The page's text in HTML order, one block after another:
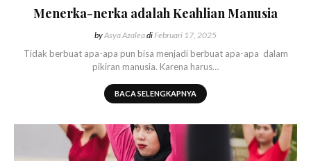
Menerka-nerka adalah Keahlian Manusia
byAsya AzaleadiFebruari 17, 2025
Tidak berbuat apa-apa pun bisa menjadi berbuat apa-apa dalam
pikiran manusia. Karena harus…
BACA SELENGKAPNYA